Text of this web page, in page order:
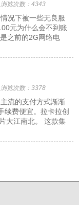
浏览次数：4343
况下被一些无良服
元为什么会不到账
之前的2G网络电
浏览次数：3378
流的支付方式渐渐
续费便宜。拉卡拉创
大江南北。 这款集